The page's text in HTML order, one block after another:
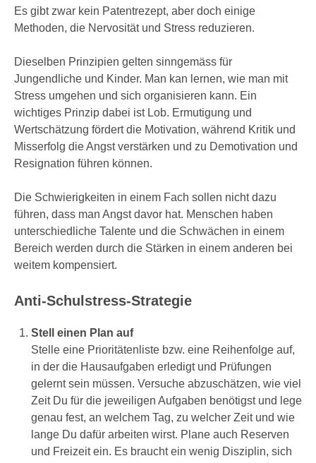
Es gibt zwar kein Patentrezept, aber doch einige
Methoden, die Nervosität und Stress reduzieren.
Dieselben Prinzipien gelten sinngemäss für
Jungendliche und Kinder. Man kan lernen, wie man mit
Stress umgehen und sich organisieren kann. Ein
wichtiges Prinzip dabei ist Lob. Ermutigung und
Wertschätzung fördert die Motivation, während Kritik und
Misserfolg die Angst verstärken und zu Demotivation und
Resignation führen können.
Die Schwierigkeiten in einem Fach sollen nicht dazu
führen, dass man Angst davor hat. Menschen haben
unterschiedliche Talente und die Schwächen in einem
Bereich werden durch die Stärken in einem anderen bei
weitem kompensiert.
Anti-Schulstress-Strategie
Stell einen Plan auf
Stelle eine Prioritätenliste bzw. eine Reihenfolge auf,
in der die Hausaufgaben erledigt und Prüfungen
gelernt sein müssen. Versuche abzuschätzen, wie viel
Zeit Du für die jeweiligen Aufgaben benötigst und lege
genau fest, an welchem Tag, zu welcher Zeit und wie
lange Du dafür arbeiten wirst. Plane auch Reserven
und Freizeit ein. Es braucht ein wenig Disziplin, sich